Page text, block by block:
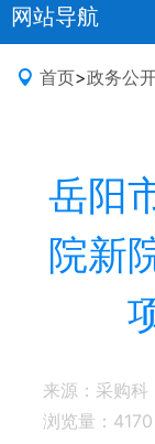
网站导航
首页>政务公
岳阳
院新
来源：采购科
浏览量： 4170